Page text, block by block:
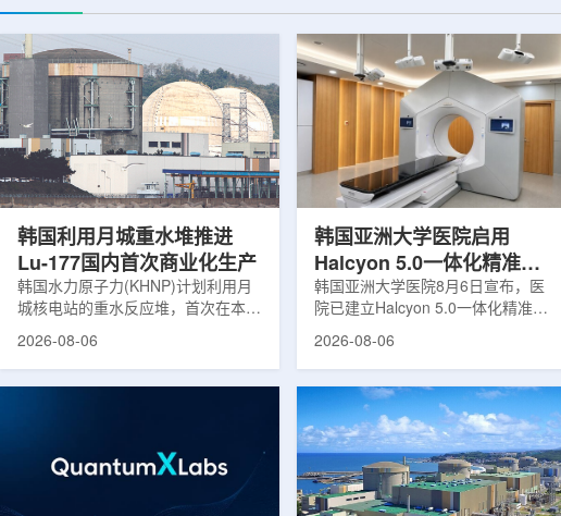
韩国利用月城重水堆推进
Lu-177国内首次商业化生产
韩国水力原子力(KHNP)计划利用月
城核电站的重水反应堆，首次在本土
生产用于癌症治疗的放射性同位素
元化的供应链并缩短运输时间。此次
计划的首要目标是实现镥-177的商业
化生产，预计在2028年进行试生
2026-08-06
韩国亚洲大学医院启用
Halcyon 5.0一体化精准放
射治疗方案
韩国亚洲大学医院8月6日宣布，医
院已建立Halcyon 5.0一体化精准放
射治疗解决方案，并开始全面用于患
实时运动管理整合到同一治疗流程
中，用于提升图像引导放射治疗的精
准度和安全性。此次实施方案以
Halcyon系统软件5.0版本为基础，集
成高分辨率锥形束CT成像系统
HyperSight、六自由度患者定位台
2026-08-06